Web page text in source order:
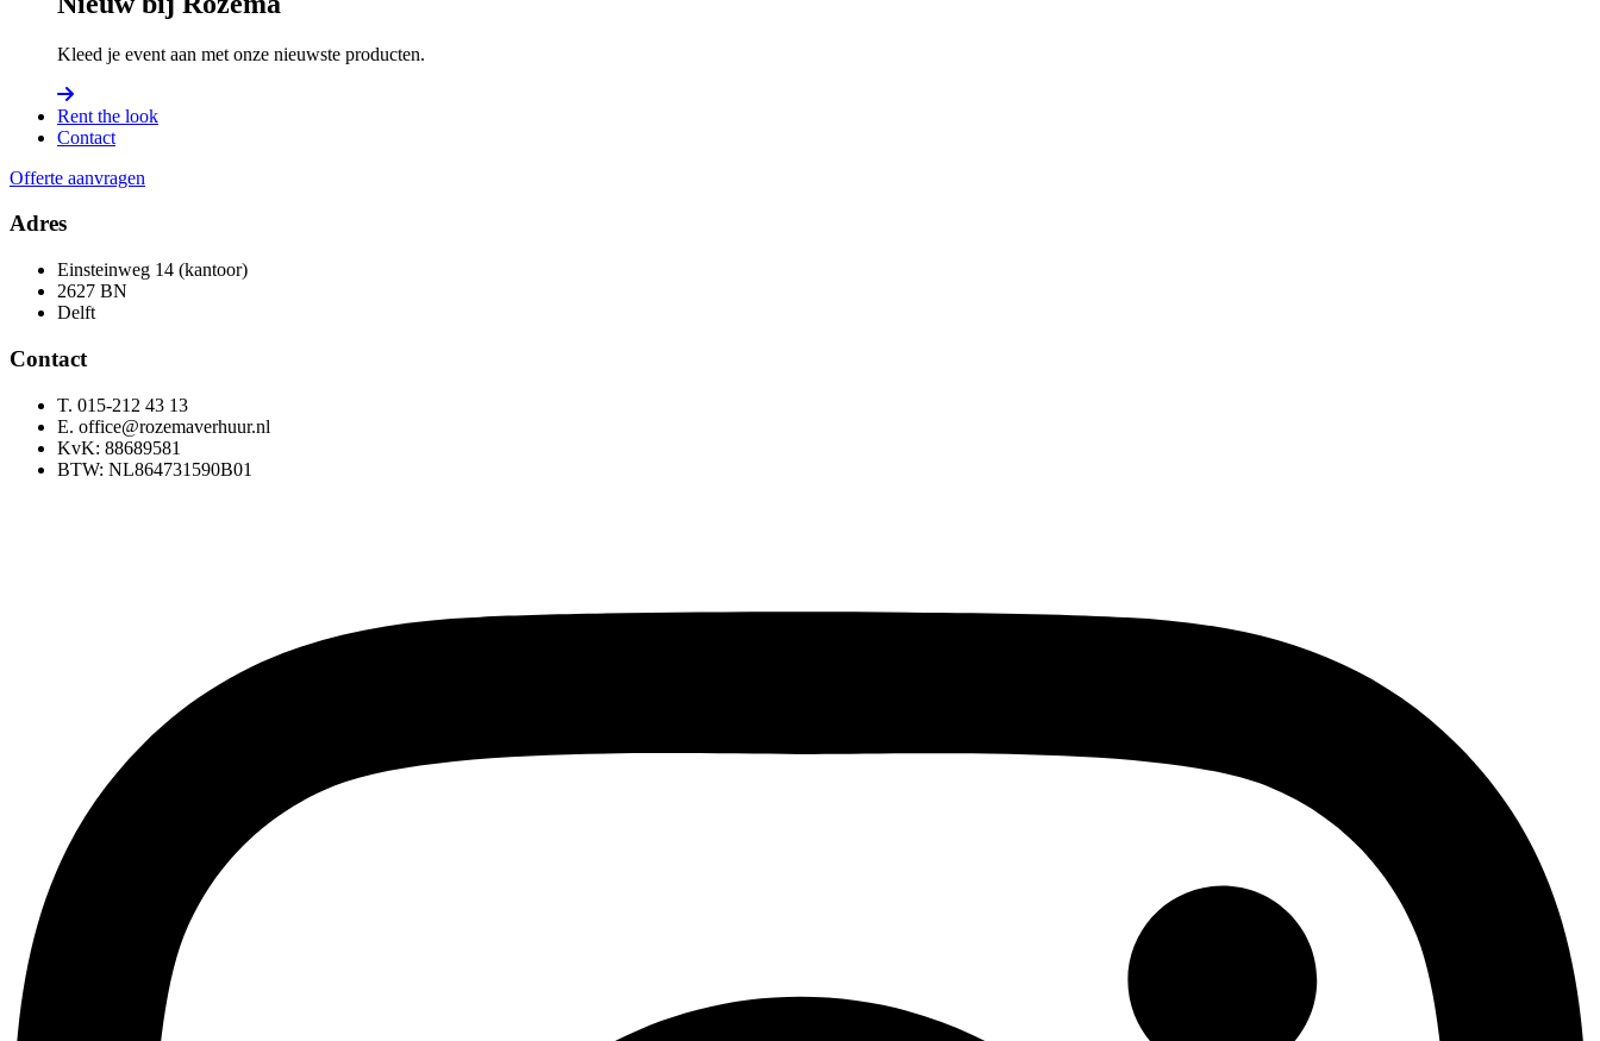
Kleed je event aan met onze nieuwste producten.
Rent the look
Contact
Offerte aanvragen
Adres
Einsteinweg 14 (kantoor)
2627 BN
Delft
Contact
T. 015-212 43 13
E. office@rozemaverhuur.nl
KvK: 88689581
BTW: NL864731590B01